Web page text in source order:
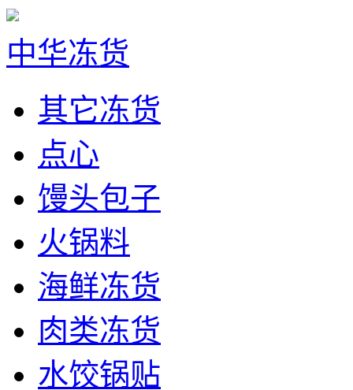
中华冻货
其它冻货
点心
馒头包子
火锅料
海鲜冻货
肉类冻货
水饺锅贴